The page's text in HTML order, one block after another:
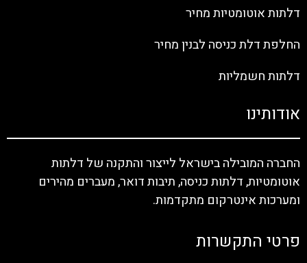
דלתות אוטומטיות מחיר
החלפת דלת כניסה לבנין מחיר
דלתות חשמליות
אודותינו
החברה המובילה בישראל לייצור והתקנה של דלתות
אוטומטיות, דלתות כניסה, תיבות דואר, מעברים מהירים
ומערכות אינטרקום מתקדמות.
פרטי התקשרות